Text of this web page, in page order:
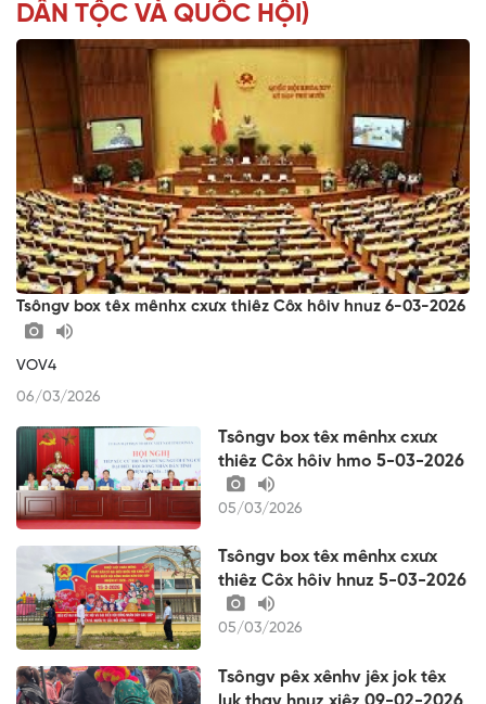
DÂN TỘC VÀ QUỐC HỘI)
Tsôngv box têx mênhx cxưx thiêz Côx hôiv hnuz 6-03-2026
VOV4
06/03/2026
Tsôngv box têx mênhx cxưx
thiêz Côx hôiv hmo 5-03-2026
05/03/2026
Tsôngv box têx mênhx cxưx
thiêz Côx hôiv hnuz 5-03-2026
05/03/2026
Tsôngv pêx xênhv jêx jok têx